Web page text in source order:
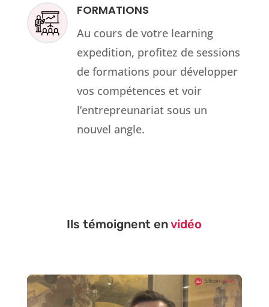
FORMATIONS
Au cours de votre learning
expedition, profitez de sessions
de formations pour développer
vos compétences et voir
l’entrepreunariat sous un
nouvel angle.
Ils témoignent envidéo